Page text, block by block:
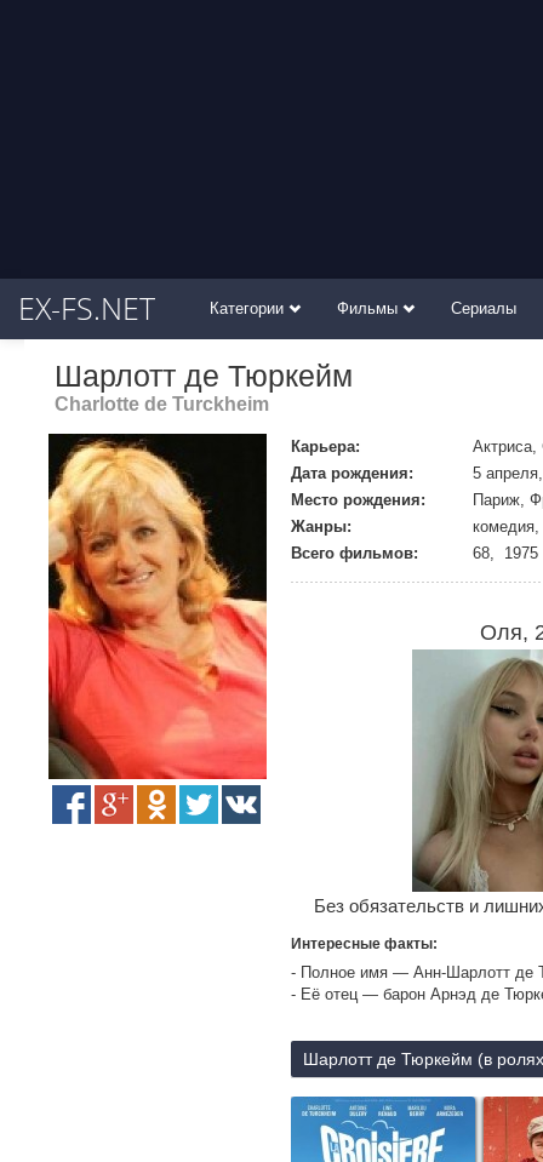
EX-FS.NET Категории Фильмы Сериалы
Шарлотт де Тюркейм
Charlotte de Turckheim
Карьера:
Актриса,
Дата рождения:
5
Место рождения:
Париж,
Жанры:
Всего фильмов:
68, 1975
Оля,
Без обязательств и
Интересные факты:
- Полное имя — Анн-Шарлотт де
- Её отец — барон Арнэд де
Шарлотт де Тюркейм (в